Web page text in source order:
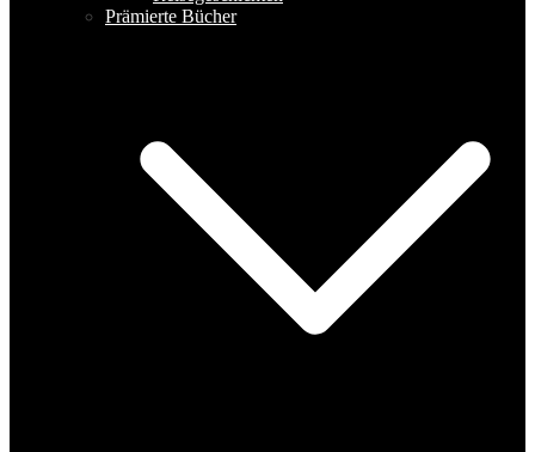
Prämierte Bücher